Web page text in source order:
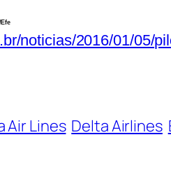
noticias/2016/01/05/
Air Lines Delta Airlines